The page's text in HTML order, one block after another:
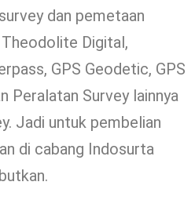
dan pemetaan
Digital,
GPS Geodetic, GPS
Peralatan Survey lainnya
Jadi untuk pembelian
di cabang Indosurta